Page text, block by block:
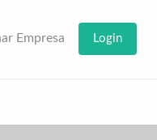
Empresa Login